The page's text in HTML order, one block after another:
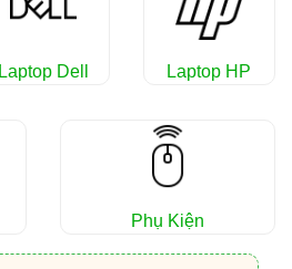
Laptop Dell Laptop HP
Phụ Kiện